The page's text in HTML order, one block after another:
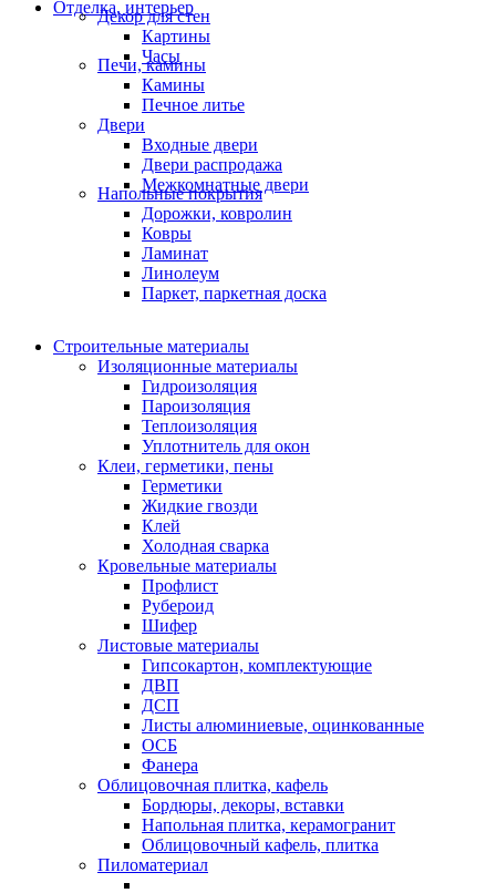
Отделка, интерьер
Декор для стен
Картины
Часы
Печи, камины
Камины
Печное литье
Двери
Входные двери
Двери распродажа
Межкомнатные двери
Напольные покрытия
Дорожки, ковролин
Ковры
Ламинат
Линолеум
Паркет, паркетная доска
Строительные материалы
Изоляционные материалы
Гидроизоляция
Пароизоляция
Теплоизоляция
Уплотнитель для окон
Клеи, герметики, пены
Герметики
Жидкие гвозди
Клей
Холодная сварка
Кровельные материалы
Профлист
Рубероид
Шифер
Листовые материалы
Гипсокартон, комплектующие
ДВП
ДСП
Листы алюминиевые, оцинкованные
ОСБ
Фанера
Облицовочная плитка, кафель
Бордюры, декоры, вставки
Напольная плитка, керамогранит
Облицовочный кафель, плитка
Пиломатериал